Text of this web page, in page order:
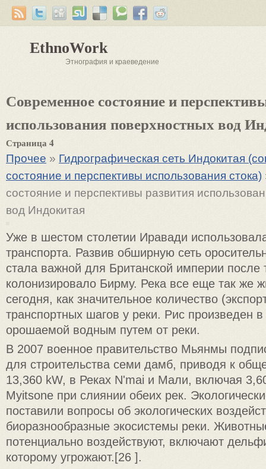
EthnoWork
Этнография и краеведение
Современное состояние и
использования поверхностных вод
Страница 4
Прочее » Гидрографическая сеть Индокитая
состояние и перспективы использования стока)
состояние и перспективы развития
вод Индокитая
Уже в шестом столетии Иравади
транспорта. Развив обширную сеть
стала важной для Британской империи после
колонизировало Бирму. Река все еще так же
сегодня, как значительное количество
транспортных шагов у реки. Рис произведен
орошаемой водным путем от реки.
В 2007 военное правительство Мьянмы
для строительства семи дамб, приводя к
13,360 kW, в Реках N'mai и Мали, включая
Myitsone при слиянии обеих рек.
поставили вопросы об экологических
биоразнообразные экосистемы реки.
потенциально воздействуют, включают
которому угрожают.[26 ].